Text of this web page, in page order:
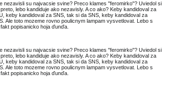
nezavisli su najvacsie svine? Preco klames "feromirko"? Uviedol si
lebo kandiduje ako nezavisly. A co ako? Keby kandidoval za
keby kandidoval za SNS, tak si da SNS, keby kandidoval za
Ale toto mozeme rovno poulicnym lampam vysvetlovat. Lebo s
popisanicko hoja ďunďa.
nezavisli su najvacsie svine? Preco klames "feromirko"? Uviedol si
lebo kandiduje ako nezavisly. A co ako? Keby kandidoval za
keby kandidoval za SNS, tak si da SNS, keby kandidoval za
Ale toto mozeme rovno poulicnym lampam vysvetlovat. Lebo s
popisanicko hoja ďunďa.